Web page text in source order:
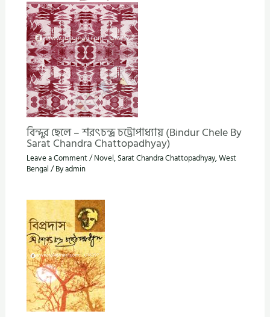
বিন্দুর ছেলে – শরৎচন্দ্র চট্টোপাধ্যায় (Bindur Chele By
Sarat Chandra Chattopadhyay)
Leave a Comment/Novel, Sarat Chandra Chattopadhyay,West
Bengal / Byadmin